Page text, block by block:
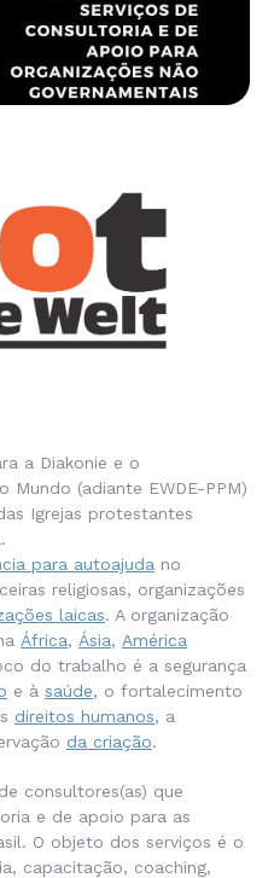
a Diakonie e o
Mundo (adiante EWDE-PPM)
Igrejas protestantes
para autoajuda no
religiosas, organizações
laicas. A organização
África, Ásia, América
do trabalho é a segurança
e à saúde, o fortalecimento
direitos humanos, a
da criação.
consultores(as) que
e de apoio para as
O objeto dos serviços é o
capacitação, coaching,